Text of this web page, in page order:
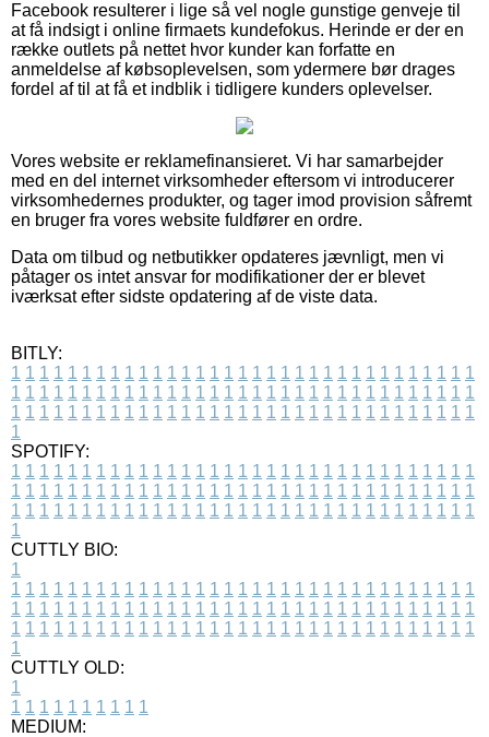
Facebook resulterer i lige så vel nogle gunstige genveje til
at få indsigt i online firmaets kundefokus. Herinde er der en
række outlets på nettet hvor kunder kan forfatte en
anmeldelse af købsoplevelsen, som ydermere bør drages
fordel af til at få et indblik i tidligere kunders oplevelser.
Vores website er reklamefinansieret. Vi har samarbejder
med en del internet virksomheder eftersom vi introducerer
virksomhedernes produkter, og tager imod provision såfremt
en bruger fra vores website fuldfører en ordre.
Data om tilbud og netbutikker opdateres jævnligt, men vi
påtager os intet ansvar for modifikationer der er blevet
iværksat efter sidste opdatering af de viste data.
BITLY:
1 1 1 1 1 1 1 1 1 1 1 1 1 1 1 1 1 1 1 1 1 1 1 1 1 1 1 1 1 1 1 1 1
1 1 1 1 1 1 1 1 1 1 1 1 1 1 1 1 1 1 1 1 1 1 1 1 1 1 1 1 1 1 1 1 1
1 1 1 1 1 1 1 1 1 1 1 1 1 1 1 1 1 1 1 1 1 1 1 1 1 1 1 1 1 1 1 1 1
1
SPOTIFY:
1 1 1 1 1 1 1 1 1 1 1 1 1 1 1 1 1 1 1 1 1 1 1 1 1 1 1 1 1 1 1 1 1
1 1 1 1 1 1 1 1 1 1 1 1 1 1 1 1 1 1 1 1 1 1 1 1 1 1 1 1 1 1 1 1 1
1 1 1 1 1 1 1 1 1 1 1 1 1 1 1 1 1 1 1 1 1 1 1 1 1 1 1 1 1 1 1 1 1
1
CUTTLY BIO:
1
1 1 1 1 1 1 1 1 1 1 1 1 1 1 1 1 1 1 1 1 1 1 1 1 1 1 1 1 1 1 1 1 1
1 1 1 1 1 1 1 1 1 1 1 1 1 1 1 1 1 1 1 1 1 1 1 1 1 1 1 1 1 1 1 1 1
1 1 1 1 1 1 1 1 1 1 1 1 1 1 1 1 1 1 1 1 1 1 1 1 1 1 1 1 1 1 1 1 1
1
CUTTLY OLD:
1
1 1 1 1 1 1 1 1 1 1
MEDIUM: